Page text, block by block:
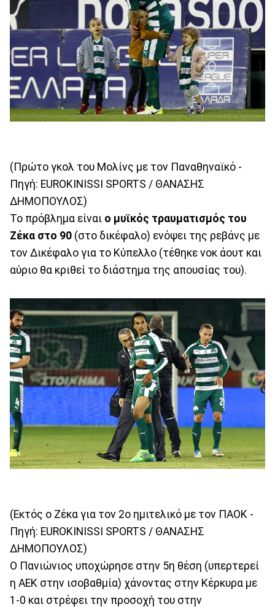
(Πρώτο γκολ του Μολίνς με τον Παναθηναϊκό -
Πηγή: EUROKINISSI SPORTS / ΘΑΝΑΣΗΣ
ΔΗΜΟΠΟΥΛΟΣ)
Το πρόβλημα είναι ο μυϊκός τραυματισμός του
Ζέκα στο 90 (στο δικέφαλο) ενόψει της ρεβάνς με
τον Δικέφαλο για το Κύπελλο (τέθηκε νοκ άουτ και
αύριο θα κριθεί το διάστημα της απουσίας του).
(Εκτός ο Ζέκα για τον 2ο ημιτελικό με τον ΠΑΟΚ -
Πηγή: EUROKINISSI SPORTS / ΘΑΝΑΣΗΣ
ΔΗΜΟΠΟΥΛΟΣ)
Ο Πανιώνιος υποχώρησε στην 5η θέση (υπερτερεί
η ΑΕΚ στην ισοβαθμία) χάνοντας στην Κέρκυρα με
1-0 και στρέφει την προσοχή του στην